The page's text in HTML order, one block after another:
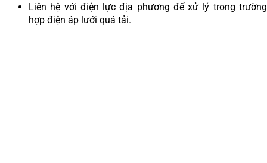
Liên hệ với điện lực địa phương để xử lý trong trường
hợp điện áp lưới quá tải.